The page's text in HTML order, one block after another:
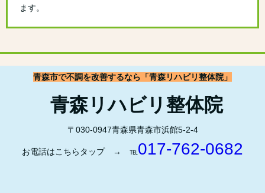
ます。
青森市で不調を改善するなら「青森リハビリ整体院」
青森リハビリ整体院
〒030-0947青森県青森市浜館5-2-4
お電話はこちらタップ → ℡ 017-762-0682